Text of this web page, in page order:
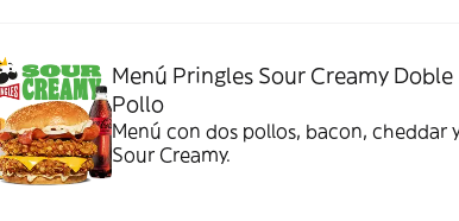
Menú Pringles Sour Creamy Doble
Pollo
Menú con dos pollos, bacon, cheddar
Sour Creamy.